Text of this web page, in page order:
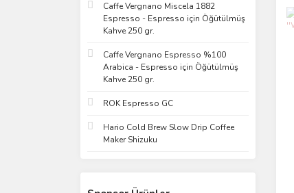
Caffe Vergnano Miscela 1882
Espresso - Espresso için Öğütülmüş
Kahve 250 gr.
Caffe Vergnano Espresso %100
Arabica - Espresso için Öğütülmüş
Kahve 250 gr.
ROK Espresso GC
Hario Cold Brew Slow Drip Coffee
Maker Shizuku